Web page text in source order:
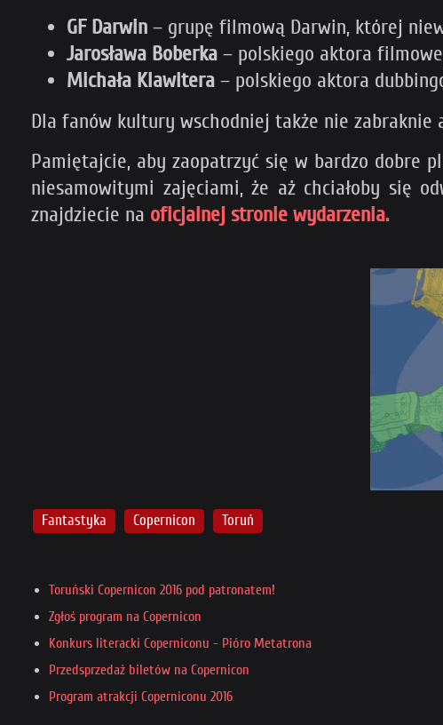
GF Darwin – grupę filmową Darwin, której
Jarosława Boberka – polskiego aktora
Michała Klawitera – polskiego aktora
Dla fanów kultury wschodniej także nie zabraknie
Pamiętajcie, aby zaopatrzyć się w bardzo dobre
niesamowitymi zajęciami, że aż chciałoby się
znajdziecie na oficjalnej stronie wydarzenia.
Fantastyka Copernicon Toruń
Toruński Copernicon 2016 pod patronatem!
Zgłoś program na Copernicon
Konkurs literacki Coperniconu - Pióro Metatrona
Przedsprzedaż biletów na Copernicon
Program atrakcji Coperniconu 2016